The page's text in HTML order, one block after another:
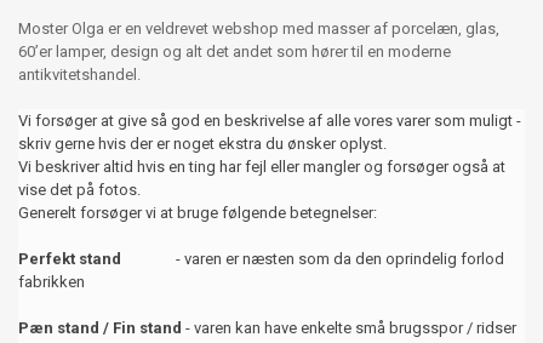
Moster Olga er en veldrevet webshop med masser af porcelæn, glas,
60’er lamper, design og alt det andet som hører til en moderne
antikvitetshandel.
Vi forsøger at give så god en beskrivelse af alle vores varer som muligt -
skriv gerne hvis der er noget ekstra du ønsker oplyst.
Vi beskriver altid hvis en ting har fejl eller mangler og forsøger også at
vise det på fotos.
Generelt forsøger vi at bruge følgende betegnelser:
Perfekt stand - varen er næsten som da den oprindelig forlod
fabrikken
Pæn stand / Fin stand - varen kan have enkelte små brugsspor / ridser